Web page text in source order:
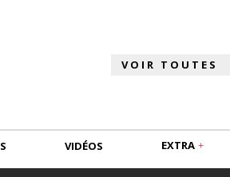
VIDÉOS EXTRA